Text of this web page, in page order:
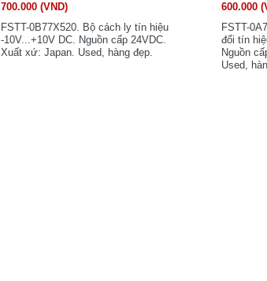
700.000 (VND)
FSTT-0B77X520. Bộ cách ly tín hiệu
-10V...+10V DC. Nguồn cấp 24VDC.
Xuất xứ: Japan. Used, hàng đẹp.
600.000
FSTT-
đổi tín
Nguồn
Used,